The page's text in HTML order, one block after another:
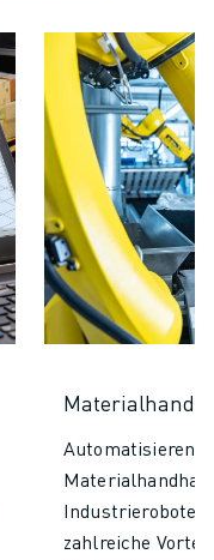
Automatisieren
zahlreiche